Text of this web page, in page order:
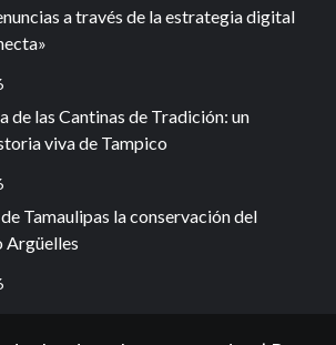
a través de la estrategia digital
de las Cantinas de Tradición: un
viva de Tampico
Tamaulipas la conservación del